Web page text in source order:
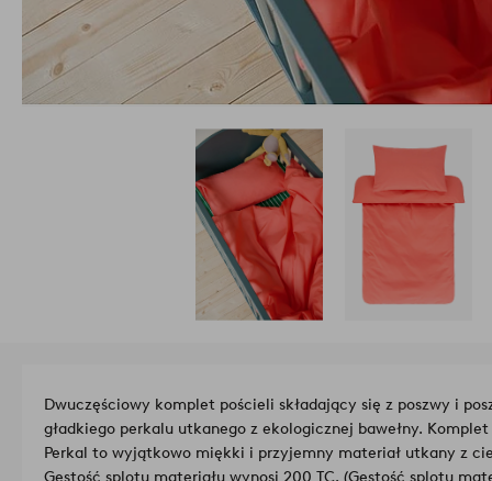
Dwuczęściowy komplet pościeli składający się z poszwy i
gładkiego perkalu utkanego z ekologicznej bawełny.
Perkal to wyjątkowo miękki i przyjemny materiał utkany z
Gęstość splotu materiału wynosi 200 TC. (Gęstość splotu